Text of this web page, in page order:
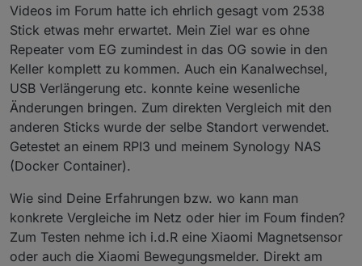
Videos im Forum hatte ich ehrlich gesagt vom 2538
Stick etwas mehr erwartet. Mein Ziel war es ohne
Repeater vom EG zumindest in das OG sowie in den
Keller komplett zu kommen. Auch ein Kanalwechsel,
USB Verlängerung etc. konnte keine wesenliche
Änderungen bringen. Zum direkten Vergleich mit den
anderen Sticks wurde der selbe Standort verwendet.
Getestet an einem RPI3 und meinem Synology NAS
(Docker Container).
Wie sind Deine Erfahrungen bzw. wo kann man
konkrete Vergleiche im Netz oder hier im Foum finden?
Zum Testen nehme ich i.d.R eine Xiaomi Magnetsensor
oder auch die Xiaomi Bewegungsmelder. Direkt am